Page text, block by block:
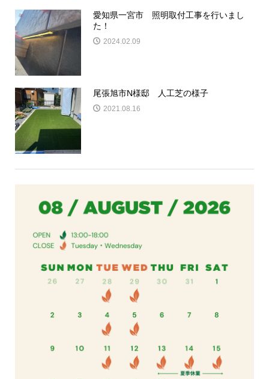
愛知県一宮市 照明取付工事を行いまし
た！
2024.02.09
尾張旭市N様邸 人工芝の様子
2021.08.16